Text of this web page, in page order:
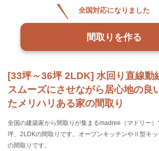
[33坪～36坪 2LDK] 水回り直線動
スムーズにさせながら居心地の良
たメリハリある家の間取り
全国の建築家から間取りが集まるmadree（マドリー
坪、2LDKの間取りです。オープンキッチンやⅡ型キ
の間取りです。
全国対応になりました
間取りを作る